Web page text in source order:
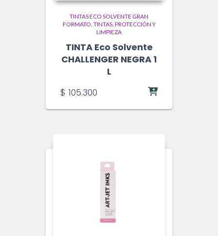
TINTAS ECO SOLVENTE GRAN
FORMATO TINTAS, PROTECCIÓN Y
LIMPIEZA
TINTA Eco Solvente
CHALLENGER NEGRA 1
L
$ 105.300